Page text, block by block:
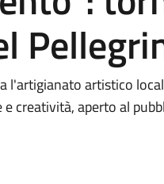
l'artigianato artistico
creatività, aperto al